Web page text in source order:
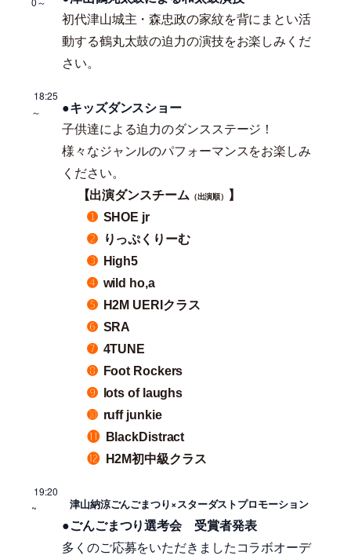
初代津山城主・森忠政の家紋を背にまとい活
動する鶴丸太鼓の迫力の演技をお楽しみくだ
さい。
18:25
～
●キッズダンスショー
子供達による迫力のダンスステージ！
様々なジャンルのパフォーマンスをお楽しみ
ください。
【出演ダンスチーム （出演順）
】
➊SHOE jr
➋りっぷくりーむ
➌High5
➍wild ho,a
➎H2M UERIクラス
➏SRA
➐4TUNE
➑Foot Rockers
➒lots of laughs
➓ruff junkie
⓫BlackDistract
⓬H2M初中級クラス
19:20
~
津山納涼ごんごまつり×スターダストプロモーション
●ごんごまつり選考会 受賞者発表
多くのご応募をいただきましたコラボオーデ